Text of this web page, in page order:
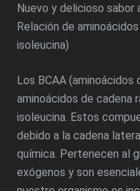
Nuevo y delicioso sabor
Relación de
isoleucina)
Los BCAA (aminoácidos
aminoácidos de cadena
isoleucina. Estos
debido a la cadena
química. Pertenecen al
exógenos y son